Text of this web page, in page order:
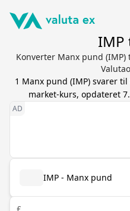
IMP
Konverter Manx pund (IMP)
1 Manx pund (IMP) svarer til
market-kurs, opdateret
IMP - Manx pund